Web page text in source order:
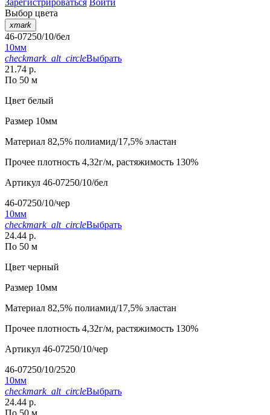
Зарегистрироваться Войти
Выбор цвета
xmark
46-07250/10/бел
10мм
checkmark_alt_circleВыбрать
21.74 р.
По 50 м
Цвет белый
Размер 10мм
Материал 82,5% полиамид/17,5% эластан
Прочее плотность 4,32г/м, растяжимость 130%
Артикул 46-07250/10/бел
46-07250/10/чер
10мм
checkmark_alt_circleВыбрать
24.44 р.
По 50 м
Цвет черный
Размер 10мм
Материал 82,5% полиамид/17,5% эластан
Прочее плотность 4,32г/м, растяжимость 130%
Артикул 46-07250/10/чер
46-07250/10/2520
10мм
checkmark_alt_circleВыбрать
24.44 р.
По 50 м